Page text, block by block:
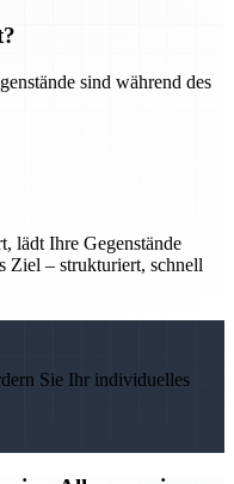
sind während des
lädt Ihre Gegenstände
Ziel – strukturiert, schnell
Sie Ihr individuelles